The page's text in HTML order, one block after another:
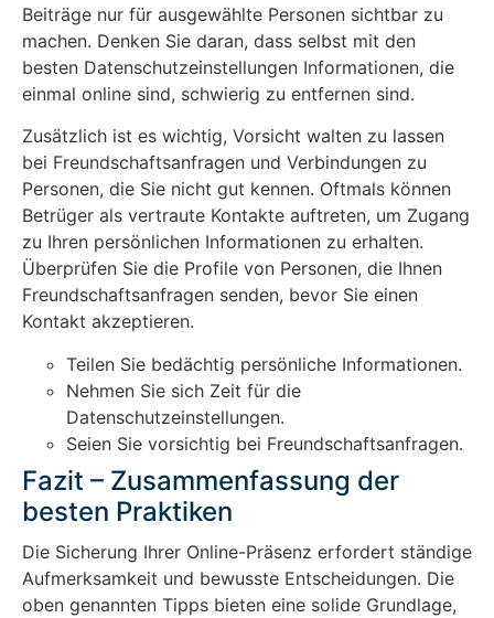
Beiträge nur für ausgewählte Personen sichtbar zu
machen. Denken Sie daran, dass selbst mit den
besten Datenschutzeinstellungen Informationen, die
einmal online sind, schwierig zu entfernen sind.
Zusätzlich ist es wichtig, Vorsicht walten zu lassen
bei Freundschaftsanfragen und Verbindungen zu
Personen, die Sie nicht gut kennen. Oftmals können
Betrüger als vertraute Kontakte auftreten, um Zugang
zu Ihren persönlichen Informationen zu erhalten.
Überprüfen Sie die Profile von Personen, die Ihnen
Freundschaftsanfragen senden, bevor Sie einen
Kontakt akzeptieren.
Teilen Sie bedächtig persönliche Informationen.
Nehmen Sie sich Zeit für die
Datenschutzeinstellungen.
Seien Sie vorsichtig bei Freundschaftsanfragen.
Fazit – Zusammenfassung der
besten Praktiken
Die Sicherung Ihrer Online-Präsenz erfordert ständige
Aufmerksamkeit und bewusste Entscheidungen. Die
oben genannten Tipps bieten eine solide Grundlage,